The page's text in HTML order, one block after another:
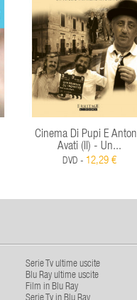
Cinema Di Pupi E
Avati (Il) - Un...
DVD - 12,29 €
Serie Tv ultime uscite
Blu Ray ultime uscite
Film in Blu Ray